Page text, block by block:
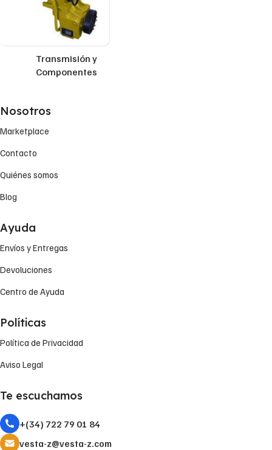
Transmisión y
Componentes
Nosotros
Marketplace
Contacto
Quiénes somos
Blog
Ayuda
Envíos y Entregas
Devoluciones
Centro de Ayuda
Políticas
Política de Privacidad
Aviso Legal
Te escuchamos
+(34) 722 79 01 84
vesta-z@vesta-z.com